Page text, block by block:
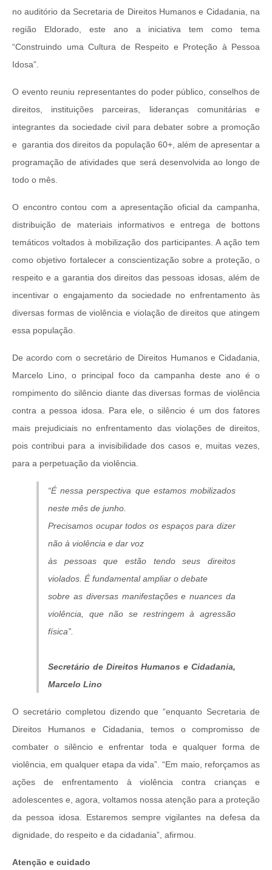
no auditório da Secretaria de Direitos Humanos e Cidadania, na
região Eldorado, este ano a iniciativa tem como tema
“Construindo uma Cultura de Respeito e Proteção à Pessoa
Idosa”.
O evento reuniu representantes do poder público, conselhos de
direitos, instituições parceiras, lideranças comunitárias e
integrantes da sociedade civil para debater sobre a promoção
e garantia dos direitos da população 60+, além de apresentar a
programação de atividades que será desenvolvida ao longo de
todo o mês.
O encontro contou com a apresentação oficial da campanha,
distribuição de materiais informativos e entrega de bottons
temáticos voltados à mobilização dos participantes. A ação tem
como objetivo fortalecer a conscientização sobre a proteção, o
respeito e a garantia dos direitos das pessoas idosas, além de
incentivar o engajamento da sociedade no enfrentamento às
diversas formas de violência e violação de direitos que atingem
essa população.
De acordo com o secretário de Direitos Humanos e Cidadania,
Marcelo Lino, o principal foco da campanha deste ano é o
rompimento do silêncio diante das diversas formas de violência
contra a pessoa idosa. Para ele, o silêncio é um dos fatores
mais prejudiciais no enfrentamento das violações de direitos,
pois contribui para a invisibilidade dos casos e, muitas vezes,
para a perpetuação da violência.
“É nessa perspectiva que estamos mobilizados
neste mês de junho.
Precisamos ocupar todos os espaços para dizer
não à violência e dar voz
às pessoas que estão tendo seus direitos
violados. É fundamental ampliar o debate
sobre as diversas manifestações e nuances da
violência, que não se restringem à agressão
física”.
Secretário de Direitos Humanos e Cidadania,
Marcelo Lino
O secretário completou dizendo que “enquanto Secretaria de
Direitos Humanos e Cidadania, temos o compromisso de
combater o silêncio e enfrentar toda e qualquer forma de
violência, em qualquer etapa da vida”. “Em maio, reforçamos as
ações de enfrentamento à violência contra crianças e
adolescentes e, agora, voltamos nossa atenção para a proteção
da pessoa idosa. Estaremos sempre vigilantes na defesa da
dignidade, do respeito e da cidadania”, afirmou.
Atenção e cuidado